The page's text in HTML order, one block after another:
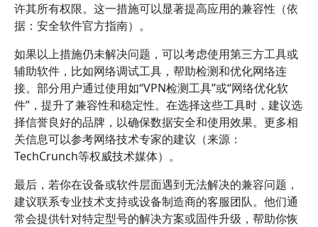
许其所有权限。这一措施可以显著提高应用的兼容性（依
据：安全软件官方指南）。
如果以上措施仍未解决问题，可以考虑使用第三方工具或
辅助软件，比如网络调试工具，帮助检测和优化网络连
接。部分用户通过使用如“VPN检测工具”或“网络优化软
件”，提升了兼容性和稳定性。在选择这些工具时，建议选
择信誉良好的品牌，以确保数据安全和使用效果。更多相
关信息可以参考网络技术专家的建议（来源：
TechCrunch等权威技术媒体）。
最后，若你在设备或软件层面遇到无法解决的兼容问题，
建议联系专业技术支持或设备制造商的客服团队。他们通
常会提供针对特定型号的解决方案或固件升级，帮助你恢